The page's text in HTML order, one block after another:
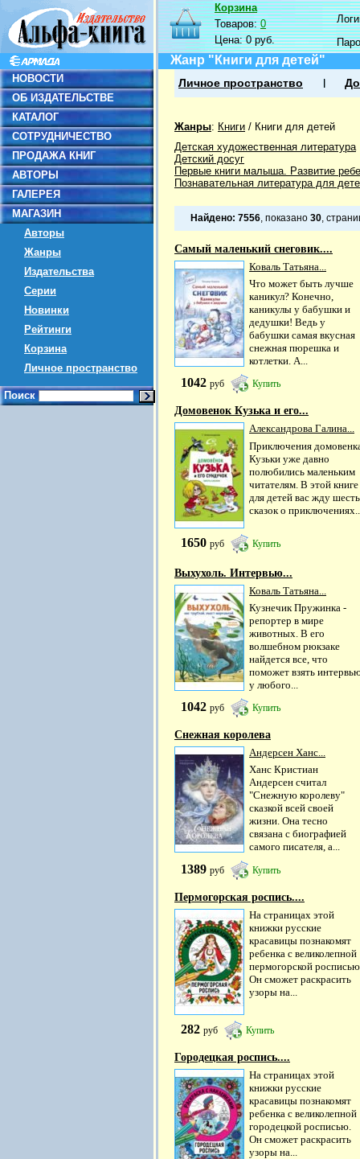
НОВОСТИ
ОБ ИЗДАТЕЛЬСТВЕ
КАТАЛОГ
СОТРУДНИЧЕСТВО
ПРОДАЖА КНИГ
АВТОРЫ
ГАЛЕРЕЯ
МАГАЗИН
Авторы
Жанры
Издательства
Серии
Новинки
Рейтинги
Корзина
Личное пространство
Поиск
Корзина
Товаров:0
Цена:0 руб.
Жанр "Книги для детей"
Личное пространство
Жанры: Книги / Книги для детей
Детская художественная литература
Детский досуг
Первые книги малыша. Развитие
Познавательная литература для
Найдено: 7556, показано 30,
Самый маленький снеговик....
Коваль Татьяна...
Что может быть лучше
каникул? Конечно,
каникулы у бабушки и
дедушки! Ведь у
бабушки самая вкусная
снежная пюрешка и
котлетки. А...
1042 руб Купить
Домовенок Кузька и его...
Александрова Галина...
Приключения
Кузьки уже давно
полюбились маленьким
читателям. В этой книге
для детей вас жду шесть
сказок о
1650 руб Купить
Выхухоль. Интервью...
Коваль Татьяна...
Кузнечик Пружинка -
репортер в мире
животных. В его
волшебном рюкзаке
найдется все, что
поможет взять
у любого...
1042 руб Купить
Снежная королева
Андерсен Ханс...
Ханс Кристиан
Андерсен считал
"Снежную королеву"
сказкой всей своей
жизни. Она тесно
связана с биографией
самого писателя, а...
1389 руб Купить
Пермогорская роспись....
На страницах этой
книжки русские
красавицы познакомят
ребенка с великолепной
пермогорской
Он сможет раскрасить
узоры на...
282 руб Купить
Городецкая роспись....
На страницах этой
книжки русские
красавицы познакомят
ребенка с великолепной
городецкой росписью.
Он сможет раскрасить
узоры на...